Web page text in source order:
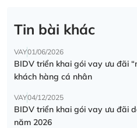
Tin bài khác
VAY01/06/2026
BIDV triển khai gói vay ưu đãi
khách hàng cá nhân
VAY04/12/2025
BIDV triển khai gói vay ưu đãi
năm 2026